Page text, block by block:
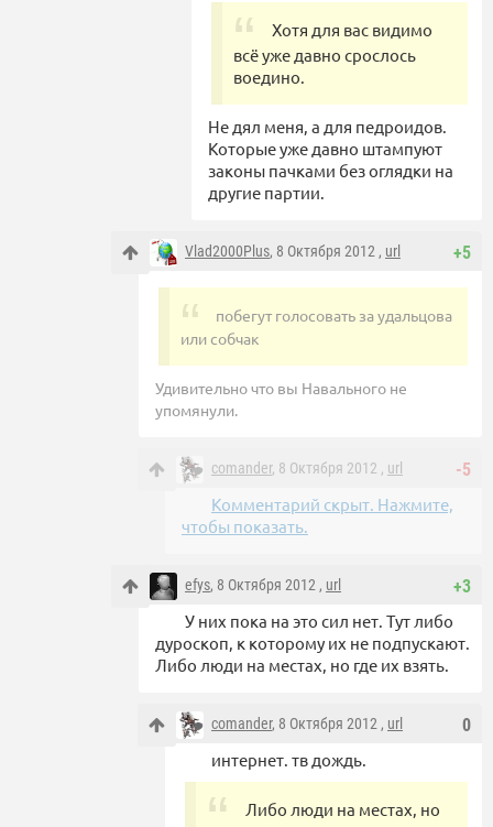
Хотя для вас видимо
всё уже давно срослось
воедино.
Не дял меня, а для педроидов.
Которые уже давно штампуют
законы пачками без оглядки на
другие партии.
+5
Vlad2000Plus, 8 Октября 2012 , url
побегут голосовать за удальцова
или собчак
Удивительно что вы Навального не
упомянули.
-5
comander, 8 Октября 2012 , url
Комментарий скрыт. Нажмите,
чтобы показать.
+3
efys, 8 Октября 2012 , url
У них пока на это сил нет. Тут либо
дуроскоп, к которому их не подпускают.
Либо люди на местах, но где их взять.
0
comander, 8 Октября 2012 , url
интернет. тв дождь.
Либо люди на местах, но